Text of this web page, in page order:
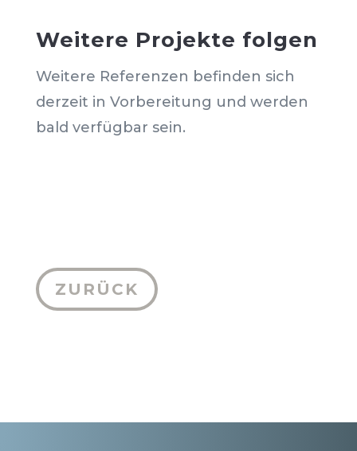
Weitere Projekte folgen
Weitere Referenzen befinden sich
derzeit in Vorbereitung und werden
bald verfügbar sein.
ZURÜCK